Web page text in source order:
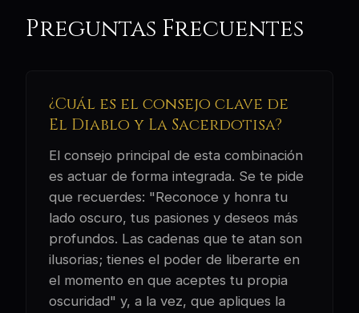
Preguntas Frecuentes
¿Cuál es el consejo clave de
El Diablo y La Sacerdotisa?
El consejo principal de esta combinación
es actuar de forma integrada. Se te pide
que recuerdes: "Reconoce y honra tu
lado oscuro, tus pasiones y deseos más
profundos. Las cadenas que te atan son
ilusorias; tienes el poder de liberarte en
el momento en que aceptes tu propia
oscuridad" y, a la vez, que apliques la